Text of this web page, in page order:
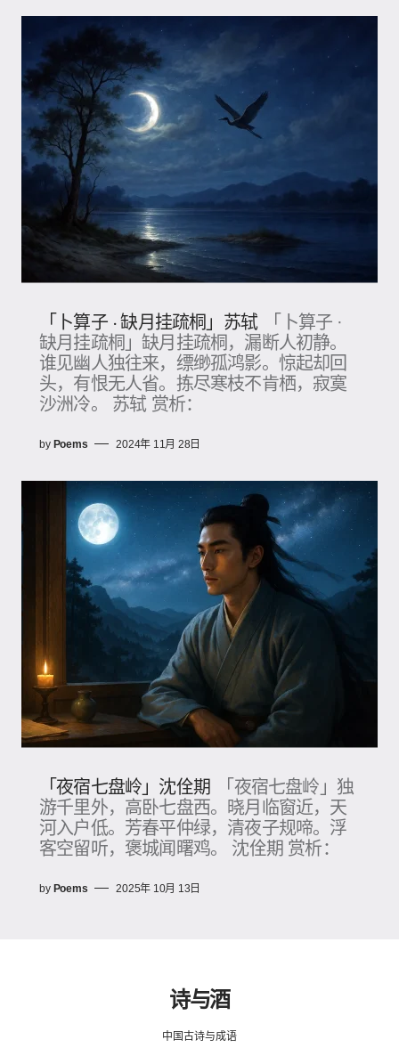
「卜算子 · 缺月挂疏桐」苏轼
「卜算子 ·
缺月挂疏桐」缺月挂疏桐，漏断人初静。
谁见幽人独往来，缥缈孤鸿影。惊起却回
头，有恨无人省。拣尽寒枝不肯栖，寂寞
沙洲冷。 苏轼 赏析：
by Poems 2024年 11月 28日
「夜宿七盘岭」沈佺期
「夜宿七盘岭」独
游千里外，高卧七盘西。晓月临窗近，天
河入户低。芳春平仲绿，清夜子规啼。浮
客空留听，褒城闻曙鸡。 沈佺期 赏析：
by Poems 2025年 10月 13日
诗与酒
中国古诗与成语